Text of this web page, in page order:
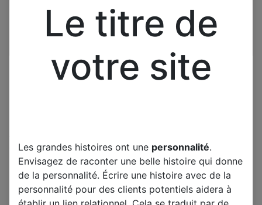
TUCSON TNT 2608 HD
CARTE ALIMENTATION
7PW22-4
Le titre de
votre site
Les grandes histoires ont une personnalité.
Envisagez de raconter une belle histoire qui donne
de la personnalité. Écrire une histoire avec de la
personnalité pour des clients potentiels aidera à